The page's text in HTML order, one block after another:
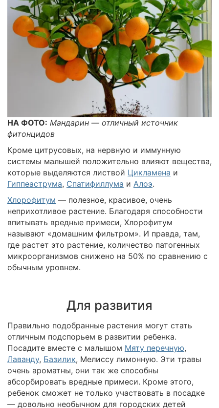
НА ФОТО: Мандарин — отличный источник
фитонцидов
Кроме цитрусовых, на нервную и иммунную
системы малышей положительно влияют вещества,
которые выделяются листвой Цикламена и
Гиппеаструма, Спатифиллума и Алоэ.
Хлорофитум — полезное, красивое, очень
неприхотливое растение. Благодаря способности
впитывать вредные примеси, Хлорофитум
называют «домашним фильтром». И правда, там,
где растет это растение, количество патогенных
микроорганизмов снижено на 50% по сравнению с
обычным уровнем.
Для развития
Правильно подобранные растения могут стать
отличным подспорьем в развитии ребенка.
Посадите вместе с малышом Мяту перечную,
Лаванду, Базилик, Мелиссу лимонную. Эти травы
очень ароматны, они так же способны
абсорбировать вредные примеси. Кроме этого,
ребенок сможет не только участвовать в посадке
— довольно необычном для городских детей